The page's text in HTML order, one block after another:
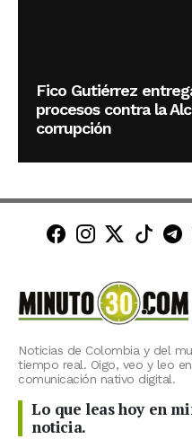
Fico Gutiérrez
procesos contra la
corrupción
Minuto30 en
Minuto30
Noticias de Colombia y del
tiempo real. Oigo, veo y leo
comunicación nativo digital.
Lo que leas hoy en
noticia.